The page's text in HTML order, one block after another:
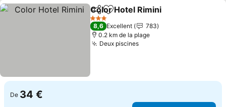
PartagerAjouter à mes favoris
Color Hotel Rimini
3 Étoiles
8,6 Excellent
783
0.2 km de la plage
Deux piscines
De 34 €